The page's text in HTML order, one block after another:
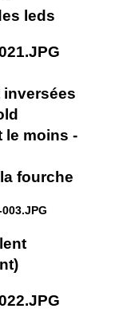
leds
inversées
le moins -
fourche